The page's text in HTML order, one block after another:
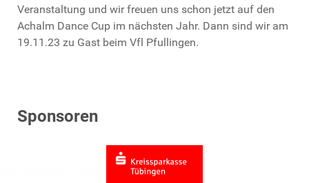
Veranstaltung und wir freuen uns schon jetzt auf den
Achalm Dance Cup im nächsten Jahr. Dann sind wir am
19.11.23 zu Gast beim Vfl Pfullingen.
Sponsoren